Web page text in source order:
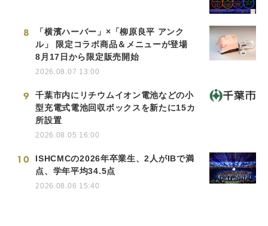
8
「横濱ハーバー」×「柳原良平 アンク
ル」 限定コラボ商品＆メニューが登場
8月17日から限定販売開始
2026.08.07 13:00
9
千葉市内にリチウムイオン電池などの小
型充電式電池回収ボックスを新たに15カ
所設置
2026.08.05 16:00
10
ISHCMCの2026年卒業生、2人がIBで満
点、学年平均34.5点
2026.08.06 15:40